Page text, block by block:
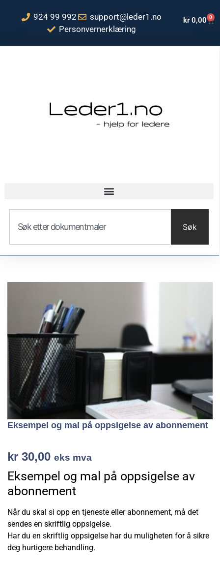
924 99 992
support@leder1.no
Personvernerklæring
kr0,00 0
Søk
Eksempel og mal på oppsigelse av abonnement
kr 30,00 eks mva
Eksempel og mal på oppsigelse av
abonnement
Når du skal si opp en tjeneste eller abonnement, må det
sendes en skriftlig oppsigelse.
Har du en skriftlig oppsigelse har du muligheten for å sikre
deg hurtigere behandling.